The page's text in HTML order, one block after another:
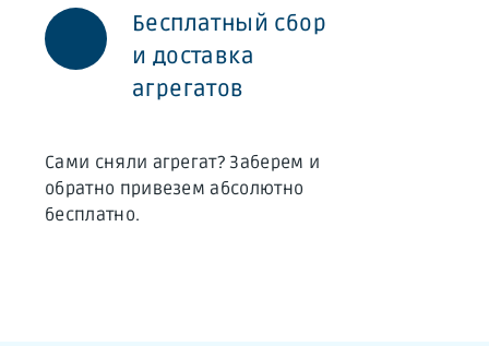
Бесплатный сбор
и доставка
агрегатов
Сами сняли агрегат? Заберем и
обратно привезем абсолютно
бесплатно.